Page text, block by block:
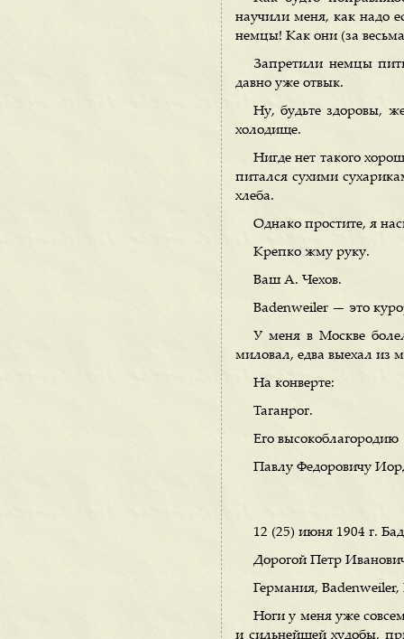
научили меня, как надо
немцы! Как они (за
Запретили немцы
давно уже отвык.
Ну, будьте здоровы,
холодище.
Нигде нет такого
питался сухими
хлеба.
Однако простите, я
Крепко жму руку.
Ваш А. Чехов.
Badenweiler — это
У меня в Москве
миловал, едва выехал из
На конверте:
Таганрог.
Его высокоблагородию
Павлу Федоровичу
12 (25) июня 1904 г.
Дорогой Петр
Германия,
Ноги у меня уже
и сильнейшей худобы,